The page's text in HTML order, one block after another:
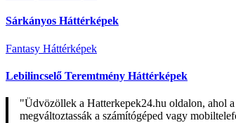
Sárkányos Háttérképek
Fantasy Háttérképek
Lebilincselő Teremtmény Háttérképek
"Üdvözöllek a Hatterkepek24.hu oldalon, ahol
megváltoztassák a számítógéped vagy